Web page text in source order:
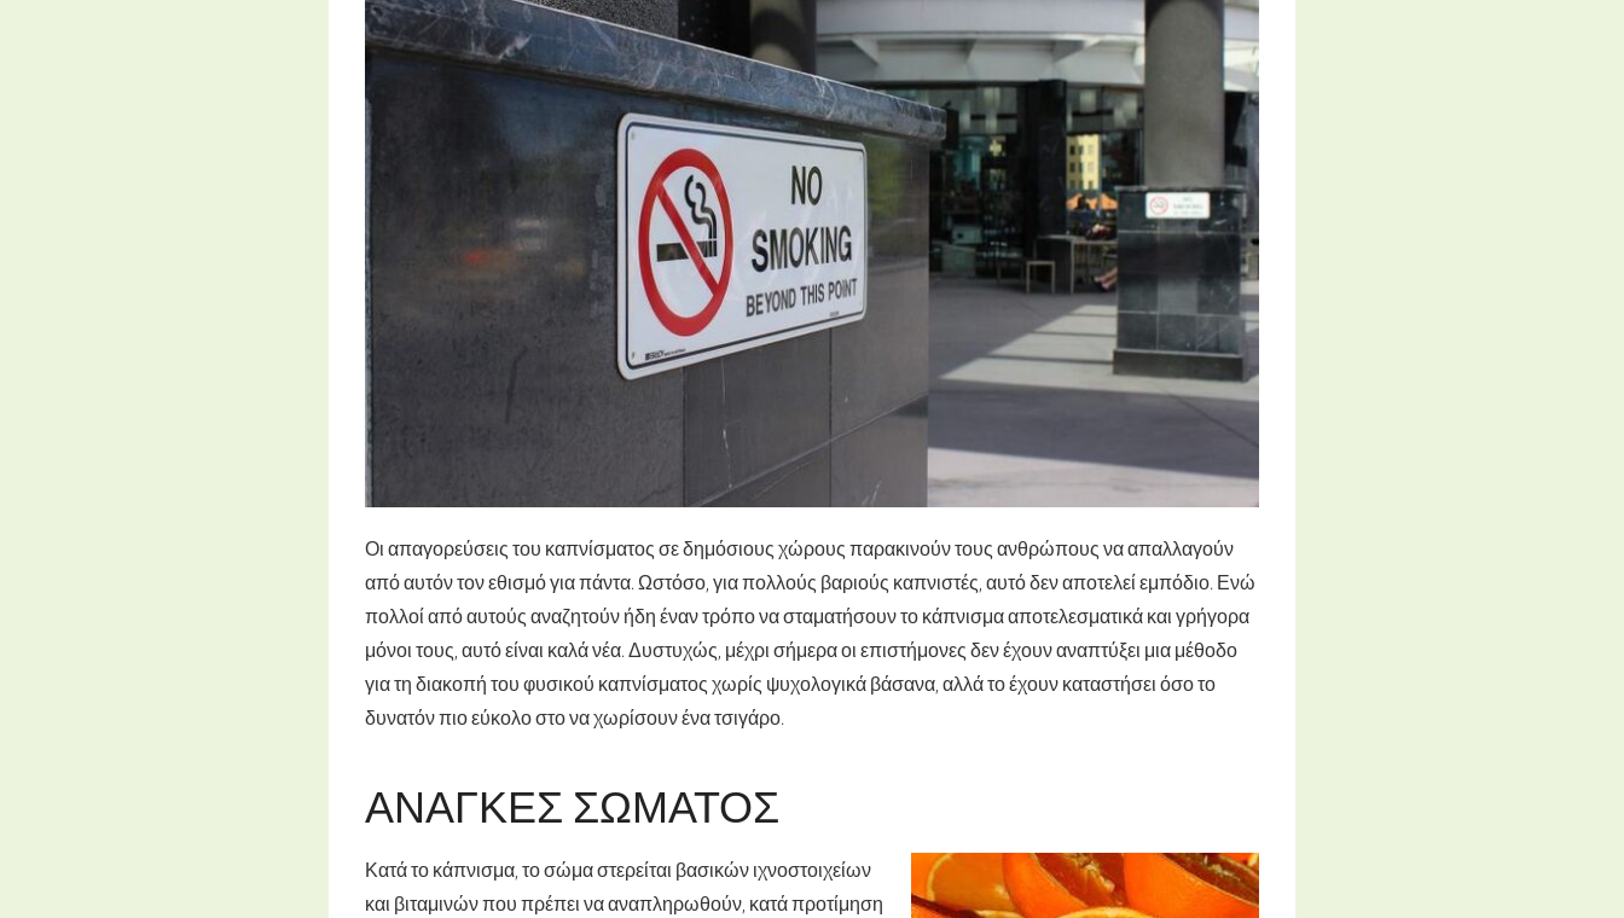
Οι απαγορεύσεις του καπνίσματος σε δημόσιους χώρους παρακινούν τους ανθρώπους να απαλλαγούν
από αυτόν τον εθισμό για πάντα. Ωστόσο, για πολλούς βαριούς καπνιστές, αυτό δεν αποτελεί εμπόδιο. Ενώ
πολλοί από αυτούς αναζητούν ήδη έναν τρόπο να σταματήσουν το κάπνισμα αποτελεσματικά και γρήγορα
μόνοι τους, αυτό είναι καλά νέα. Δυστυχώς, μέχρι σήμερα οι επιστήμονες δεν έχουν αναπτύξει μια μέθοδο
για τη διακοπή του φυσικού καπνίσματος χωρίς ψυχολογικά βάσανα, αλλά το έχουν καταστήσει όσο το
δυνατόν πιο εύκολο στο να χωρίσουν ένα τσιγάρο.
ΑΝΆΓΚΕΣ ΣΏΜΑΤΟΣ
Κατά το κάπνισμα, το σώμα στερείται βασικών ιχνοστοιχείων
και βιταμινών που πρέπει να αναπληρωθούν, κατά προτίμηση